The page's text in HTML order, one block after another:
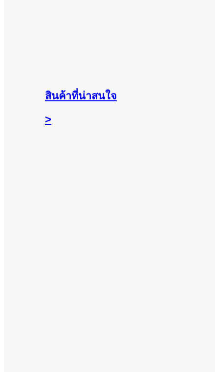
สินค้าที่น่าสนใจ
>